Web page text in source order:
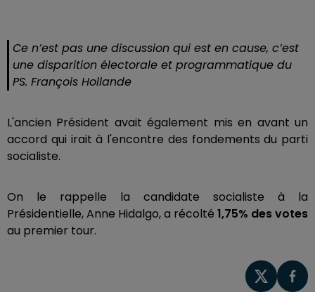
Ce n’est pas une discussion qui est en cause, c’est
une disparition électorale et programmatique du
PS. François Hollande
L'ancien Président avait également mis en avant un
accord qui irait à l'encontre des fondements du parti
socialiste.
On le rappelle la candidate socialiste à la
Présidentielle, Anne Hidalgo, a récolté 1,75% des votes
au premier tour.